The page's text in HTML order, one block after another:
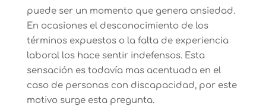
puede ser un momento que genera ansiedad.
En ocasiones el desconocimiento de los
términos expuestos o la falta de experiencia
laboral los hace sentir indefensos. Esta
sensación es todavía mas acentuada en el
caso de personas con discapacidad, por este
motivo surge esta pregunta.